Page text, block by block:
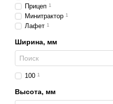
Прицеп 1
Минитрактор 1
Лафет 1
Ширина, мм
100 1
Высота, мм